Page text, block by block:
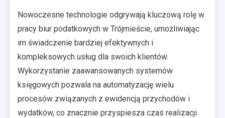
Nowoczesne technologie odgrywają kluczową rolę w
pracy biur podatkowych w Trójmieście, umożliwiając
im świadczenie bardziej efektywnych i
kompleksowych usług dla swoich klientów.
Wykorzystanie zaawansowanych systemów
księgowych pozwala na automatyzację wielu
procesów związanych z ewidencją przychodów i
wydatków, co znacznie przyspiesza czas realizacji